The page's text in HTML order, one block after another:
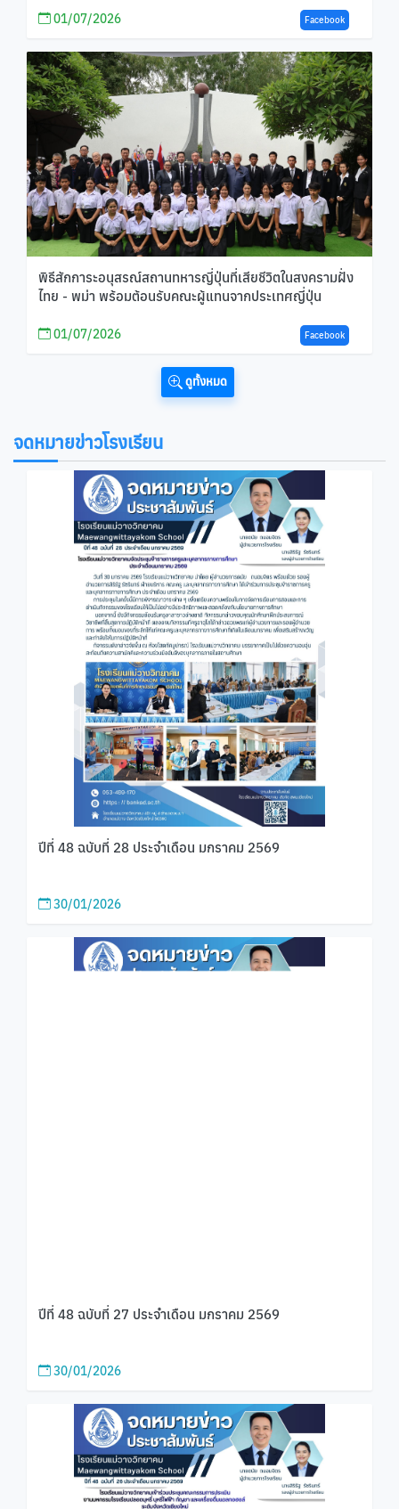
01/07/2026 Facebook
พิธีสักการะอนุสรณ์สถานทหารญี่ปุ่นที่เสียชีวิตในสงครามฝั่ง
ไทย - พม่า พร้อมต้อนรับคณะผู้แทนจากประเทศญี่ปุ่น
01/07/2026 Facebook
ดูทั้งหมด
จดหมายข่าวโรงเรียน
ปีที่ 48 ฉบับที่ 28 ประจำเดือน มกราคม 2569
30/01/2026
ปีที่ 48 ฉบับที่ 27 ประจำเดือน มกราคม 2569
30/01/2026